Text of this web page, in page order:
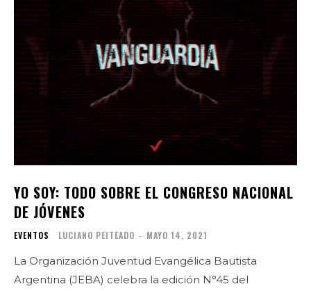
YO SOY: TODO SOBRE EL CONGRESO NACIONAL
DE JÓVENES
EVENTOS LUCIANO PEITEADO - MAYO 14, 2021
La Organización Juventud Evangélica Bautista
Argentina (JEBA) celebra la edición N°45 del